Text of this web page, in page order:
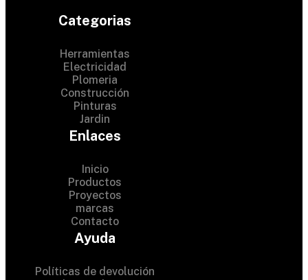
Categorias
Herramientas
Electricidad
Plomeria
Construcción
Pinturas
Jardin
Enlaces
Inicio
Productos
Proyectos
marcas
Contacto
Ayuda
Políticas de devolución